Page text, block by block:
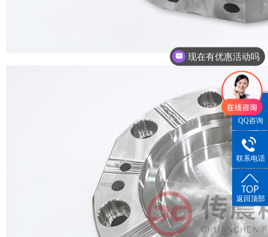
QQ咨询
联系电话
返回顶部
可以介绍下你们的产品么